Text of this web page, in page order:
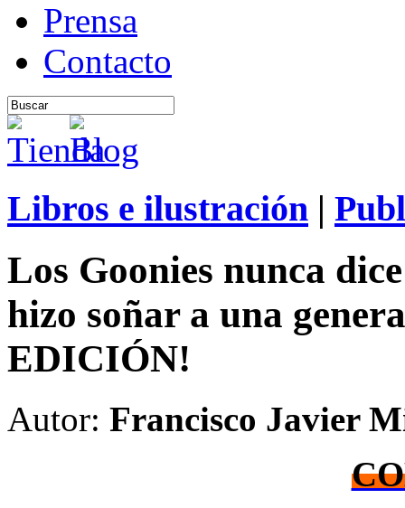
Prensa
Contacto
Libros e ilustración |
Los Goonies nunca
hizo soñar a una
EDICIÓN!
Autor: Francisco Javier